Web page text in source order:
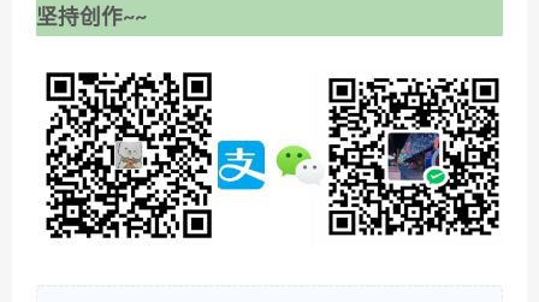
坚持创作~~